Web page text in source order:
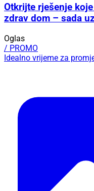
Otkrijte rješenje
zdrav dom – sada
Oglas
/ PROMO
Idealno vrijeme za